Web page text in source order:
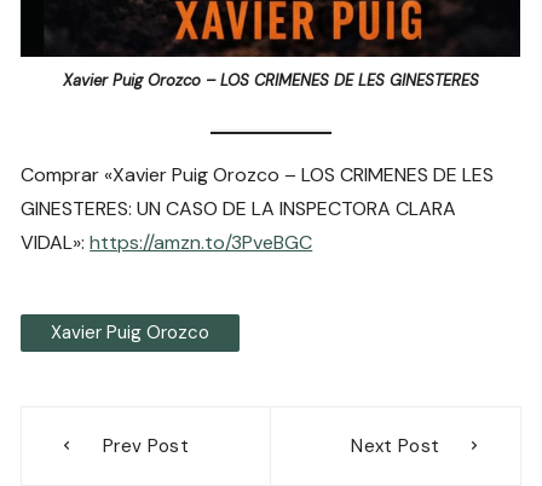
Xavier Puig Orozco – LOS CRIMENES DE LES GINESTERES
Comprar «Xavier Puig Orozco – LOS CRIMENES DE LES
GINESTERES: UN CASO DE LA INSPECTORA CLARA
VIDAL»:https://amzn.to/3PveBGC
Xavier Puig Orozco
Prev Post Next Post